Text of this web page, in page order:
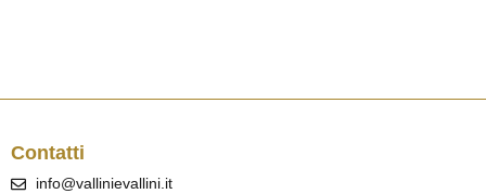
Contatti
info@vallinievallini.it